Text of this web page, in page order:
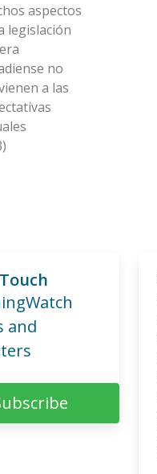
aspectos
legislación
no
a las
and